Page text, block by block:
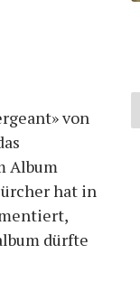
von
Album
hat in
dürfte